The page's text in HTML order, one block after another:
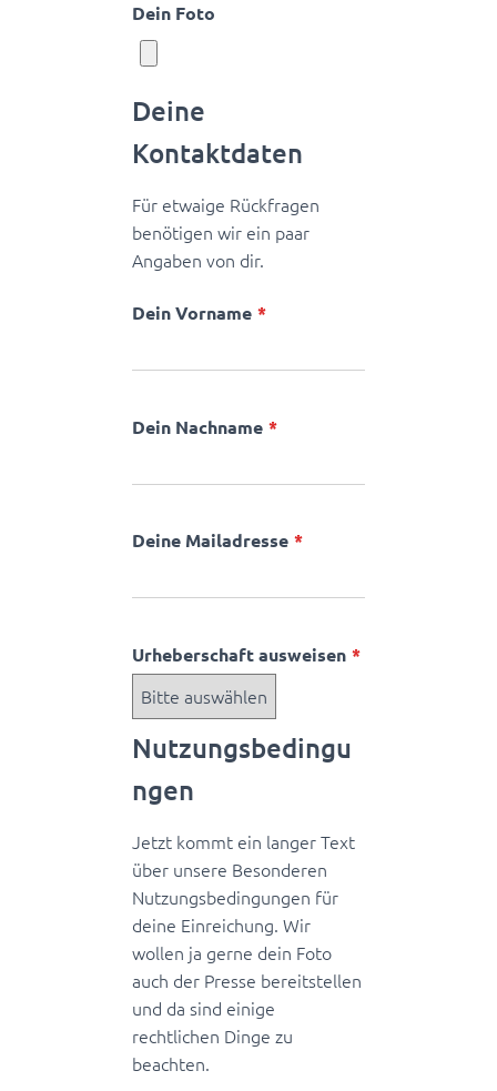
Dein Foto
Deine
Kontaktdaten
Für etwaige Rückfragen
benötigen wir ein paar
Angaben von dir.
Dein Vorname
Dein Nachname
Deine Mailadresse
Urheberschaft ausweisen
Nutzungsbedingu
ngen
Jetzt kommt ein langer Text
über unsere Besonderen
Nutzungsbedingungen für
deine Einreichung. Wir
wollen ja gerne dein Foto
auch der Presse bereitstellen
und da sind einige
rechtlichen Dinge zu
beachten.